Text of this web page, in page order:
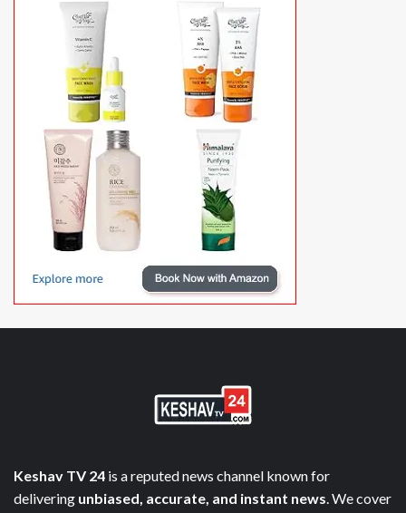
Keshav TV 24 is a reputed news channel known for
delivering unbiased, accurate, and instant news. We cover